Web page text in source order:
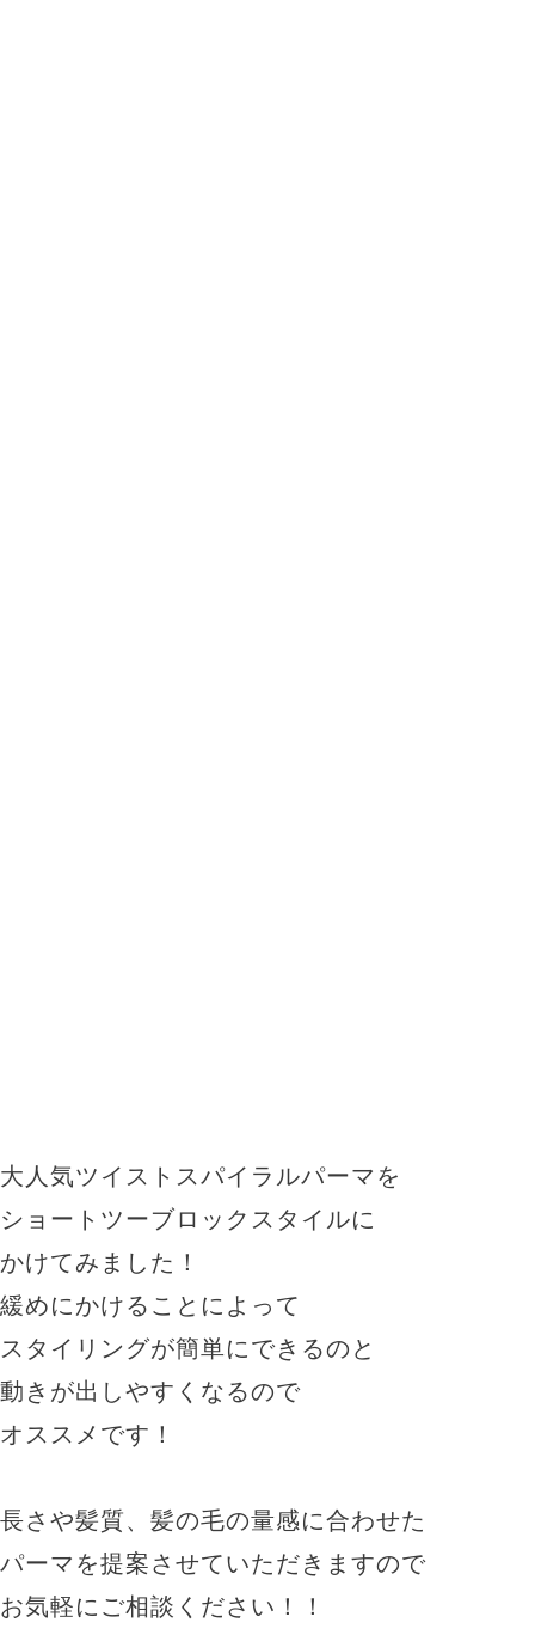
大人気ツイストスパイラルパーマを
ショートツーブロックスタイルに
かけてみました！
緩めにかけることによって
スタイリングが簡単にできるのと
動きが出しやすくなるので
オススメです！
長さや髪質、髪の毛の量感に合わせた
パーマを提案させていただきますので
お気軽にご相談ください！！